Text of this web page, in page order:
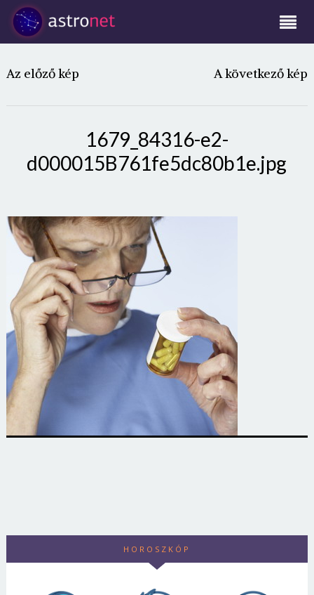
Az előző kép A következő kép
1679_84316-e2-
d000015B761fe5dc80b1e.jpg
HOROSZKÓP